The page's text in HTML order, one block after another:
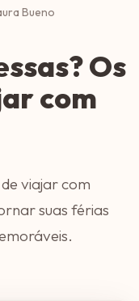
Bueno
Os
com
viajar com
suas férias